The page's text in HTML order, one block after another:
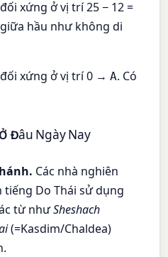
xứng ở vị trí 25 − 12 =
hầu như không di
xứng ở vị trí 0 →A. Có
Đâu Ngày Nay
Các nhà nghiên
Do Thái sử dụng
từ nhưSheshach
(=Kasdim/Chaldea)